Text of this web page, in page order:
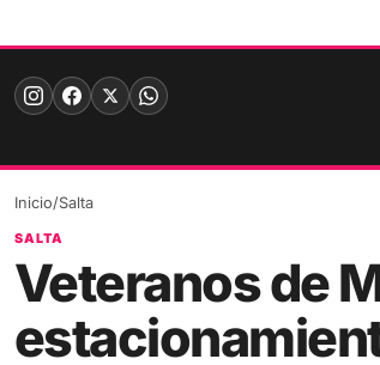
SALTA
Veteranos de